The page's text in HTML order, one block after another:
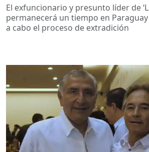
El exfuncionario y presunto líder de
permanecerá un tiempo en
a cabo el proceso de extradición